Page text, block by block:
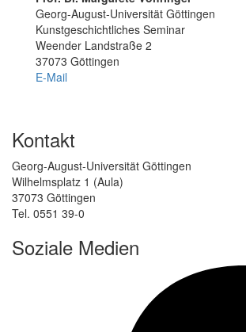
Georg-August-Universität Göttingen
Kunst­geschichtliches Se­minar
Weender Landstraße 2
37073 Göttingen
E-Mail
Kontakt
Georg-August-Universität Göttingen
Wilhelmsplatz 1 (Aula)
37073 Göttingen
Tel. 0551 39-0
Soziale Medien